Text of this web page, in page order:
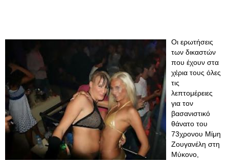
Οι ερωτήσεις
των δικαστών
που έχουν στα
χέρια τους όλες
τις
λεπτομέρειες
για τον
βασανιστικό
θάνατο του
73χρονου Μίμη
Ζουγανέλη στη
Μύκονο,